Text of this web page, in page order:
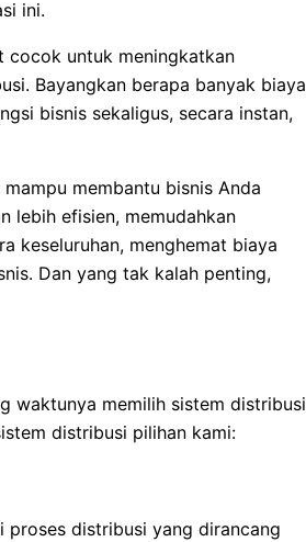
ini.
cocok untuk meningkatkan
Bayangkan berapa banyak biaya
bisnis sekaligus, secara instan,
membantu bisnis Anda
lebih efisien, memudahkan
keseluruhan, menghemat biaya
Dan yang tak kalah penting,
waktunya memilih sistem distribusi
distribusi pilihan kami:
proses distribusi yang dirancang